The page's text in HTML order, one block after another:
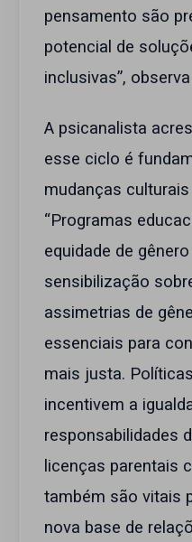
pensamento são
potencial de
inclusivas”,
A psicanalista
esse ciclo é
mudanças
“Programas
equidade de
sensibilização
assimetrias de
essenciais para
mais justa.
incentivem a
responsabilidades
licenças parentais
também são vitais
nova base de